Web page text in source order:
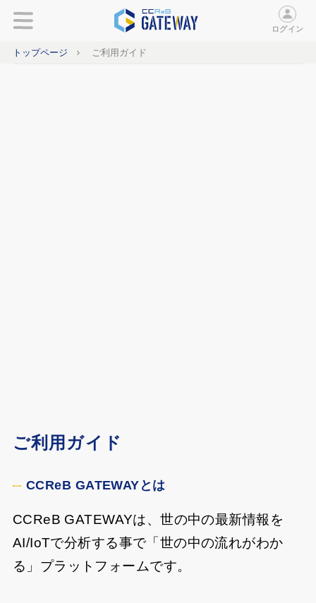
ログイン
トップページ ご利用ガイド
ご利用ガイド
CCReB GATEWAYとは
CCReB GATEWAYは、世の中の最新情報を
AI/IoTで分析する事で「世の中の流れがわか
る」プラットフォームです。